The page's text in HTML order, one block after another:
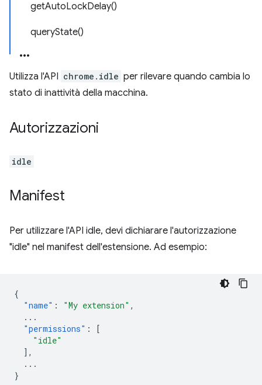
getAutoLockDelay()
queryState()
Utilizza l'API chrome.idle per rilevare quando cambia lo
stato di inattività della macchina.
Autorizzazioni
idle
Manifest
Per utilizzare l'API idle, devi dichiarare l'autorizzazione
"idle" nel manifest dell'estensione. Ad esempio:
{
"name" : "My extension" ,
...
"permissions" :
[
"idle"
],
...
}